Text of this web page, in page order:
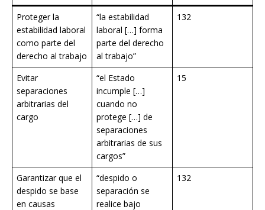
Proteger la
estabilidad laboral
como parte del
derecho al trabajo
“la estabilidad
laboral […] forma
parte del derecho
al trabajo”
132
Evitar
separaciones
arbitrarias del
cargo
“el Estado
incumple […]
cuando no
protege […] de
separaciones
arbitrarias de sus
cargos”
15
Garantizar que el
despido se base
en causas
“despido o
separación se
realice bajo
132